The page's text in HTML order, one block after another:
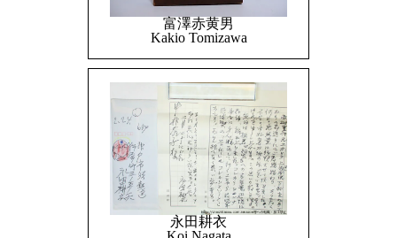
富澤赤黄男
Kakio Tomizawa
永田耕衣